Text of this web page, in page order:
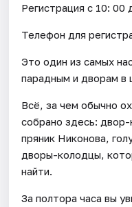
Регистрация с 10: 00
Телефон для
Это один из самых
парадным и дворам в
Всё, за чем обычно
собрано здесь:
пряник Никонова,
дворы-колодцы,
найти.
За полтора часа вы